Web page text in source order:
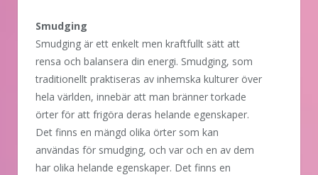
Smudging
Smudging är ett enkelt men kraftfullt sätt att
rensa och balansera din energi. Smudging, som
traditionellt praktiseras av inhemska kulturer över
hela världen, innebär att man bränner torkade
örter för att frigöra deras helande egenskaper.
Det finns en mängd olika örter som kan
användas för smudging, och var och en av dem
har olika helande egenskaper. Det finns en